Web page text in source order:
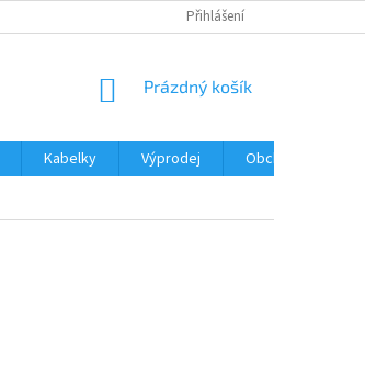
Přihlášení
NÁKUPNÍ
Prázdný košík
Kabelky Výprodej
Obchodní